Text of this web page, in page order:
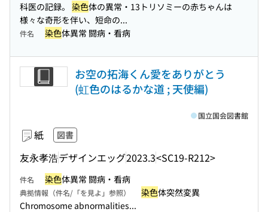
科医の記録。 染色体の異常・13トリソミーの赤ちゃんは
様々な奇形を伴い、短命の...
件名 染色体異常 闘病・看病
お空の拓海くん愛をありがとう
(虹色のはるかな道 ; 天使編)
紙 図書
友永孝浩デザインエッグ2023.3<SC19-R212>
国立国会図書館
件名 染色体異常 闘病・看病
典拠情報（件名/「を見よ」参照） 染色体突然変異
Chromosome abnormalities...